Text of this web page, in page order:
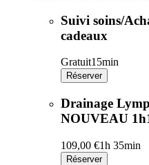
Suivi soins/
cadeaux
Gratuit15min
Réserver
Drainage
NOUVEAU
109,00 €1h 35min
Réserver